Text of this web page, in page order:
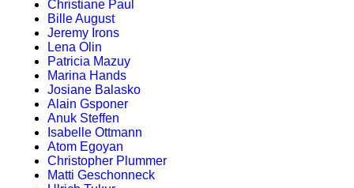
Christiane Paul
Bille August
Jeremy Irons
Lena Olin
Patricia Mazuy
Marina Hands
Josiane Balasko
Alain Gsponer
Anuk Steffen
Isabelle Ottmann
Atom Egoyan
Christopher Plummer
Matti Geschonneck